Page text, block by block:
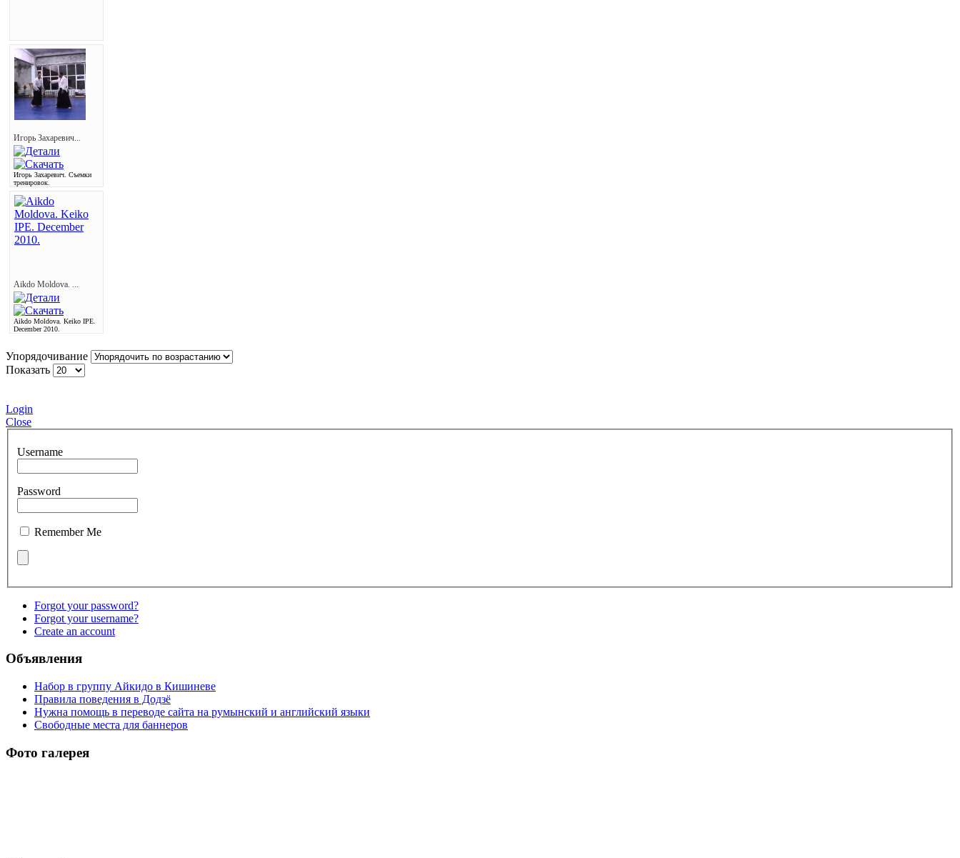
Игорь Захаревич...
Игорь Захаревич. Съемки
тренировок.
Aikdo Moldova. ...
Aikdo Moldova. Keiko IPE.
December 2010.
Упорядочивание
Показать
Login
Close
Username
Password
Remember Me
Forgot your password?
Forgot your username?
Create an account
Объявления
Набор в группу Айкидо в Кишиневе
Правила поведения в Додзё
Нужна помощь в переводе сайта на румынский и английский языки
Свободные места для баннеров
Фото галерея